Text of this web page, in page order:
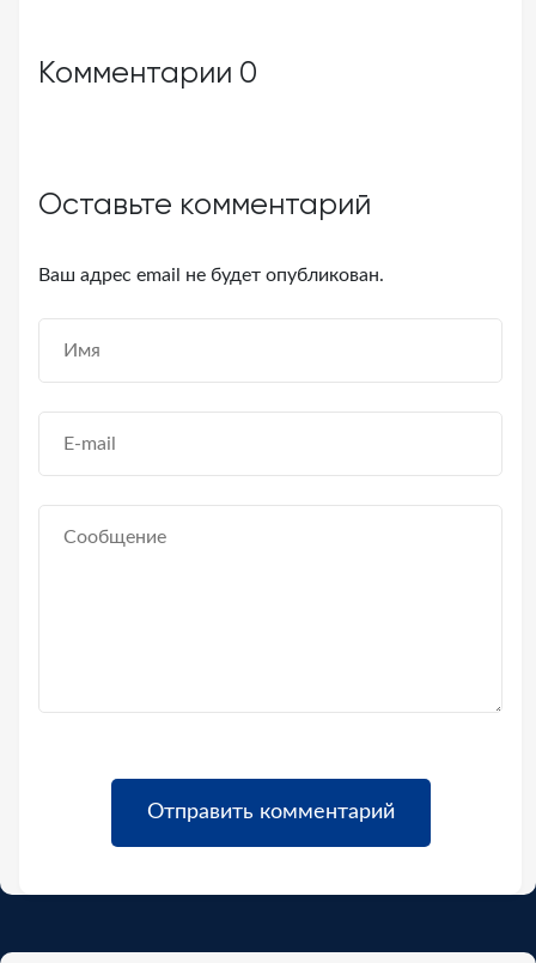
Комментарии 0
Оставьте комментарий
Ваш адрес email не будет опубликован.